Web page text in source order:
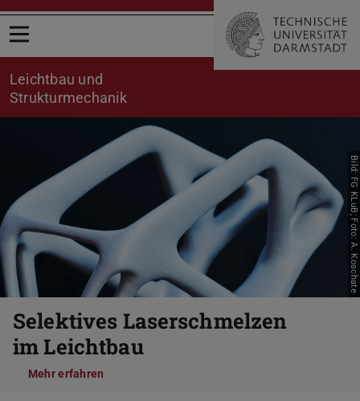
Menü öffnen
Leichtbau und
Strukturmechanik
Bild: FG KLuB; Foto: A. Koschate
Selektives Laserschmelzen
im Leichtbau
Mehr erfahren
Zurück Vor